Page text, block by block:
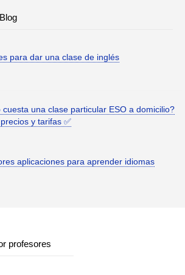
para dar una clase de inglés
cuesta una clase particular ESO a domicilio?
y tarifas ✅
aplicaciones para aprender idiomas
profesores